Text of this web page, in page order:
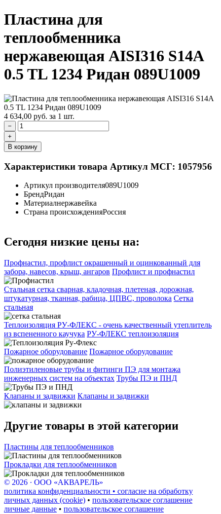
Пластина для
теплообменника
нержавеющая AISI316 S14A
0.5 TL 1234 Ридан 089U1009
4 634,00 руб. за 1 шт.
−
+
В корзину
Характеристики товара Артикул МСГ: 1057956
Артикул производителя089U1009
БрендРидан
Материалнержавейка
Страна происхожденияРоссия
Сегодня низкие цены на:
Профнастил, профлист окрашенный и оцинкованный для
забора, навесов, крыш, ангаров Профлист и профнастил
Стальная сетка сварная, кладочная, плетеная, дорожная,
штукатурная, тканная, рабица, ЦПВС, проволока Сетка
стальная
Теплоизоляция РУ-ФЛЕКС - очень качественный утеплитель
из вспененного каучука РУ-ФЛЕКС теплоизоляция
Пожарное оборудование Пожарное оборудование
Полиэтиленовые трубы и фитинги ПЭ для монтажа
инженерных систем на объектах Трубы ПЭ и ПНД
Клапаны и задвижки Клапаны и задвижки
Другие товары в этой категории
Пластины для теплообменников
Прокладки для теплообменников
© 2026 · ООО «АКВАРЕЛЬ»
политика конфиденциальности • согласие на обработку
личных данных (cookie) • пользовательское соглашение
личные данные • пользовательское соглашение